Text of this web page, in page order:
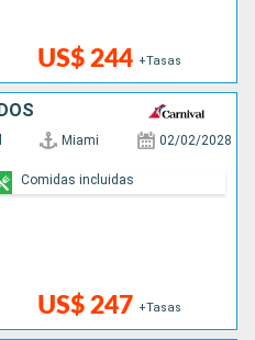
US$ 244 +Tasas
Miami 02/02/2028
US$ 247 +Tasas
Comidas incluidas